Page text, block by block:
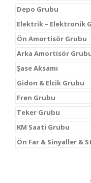
Depo Grubu
Elektrik – Elektronik
Ön Amortisör Grubu
Arka Amortisör
Şase Aksamı
Gidon & Elcik Grubu
Fren Grubu
Teker Grubu
KM Saati Grubu
Ön Far & Sinyaller &